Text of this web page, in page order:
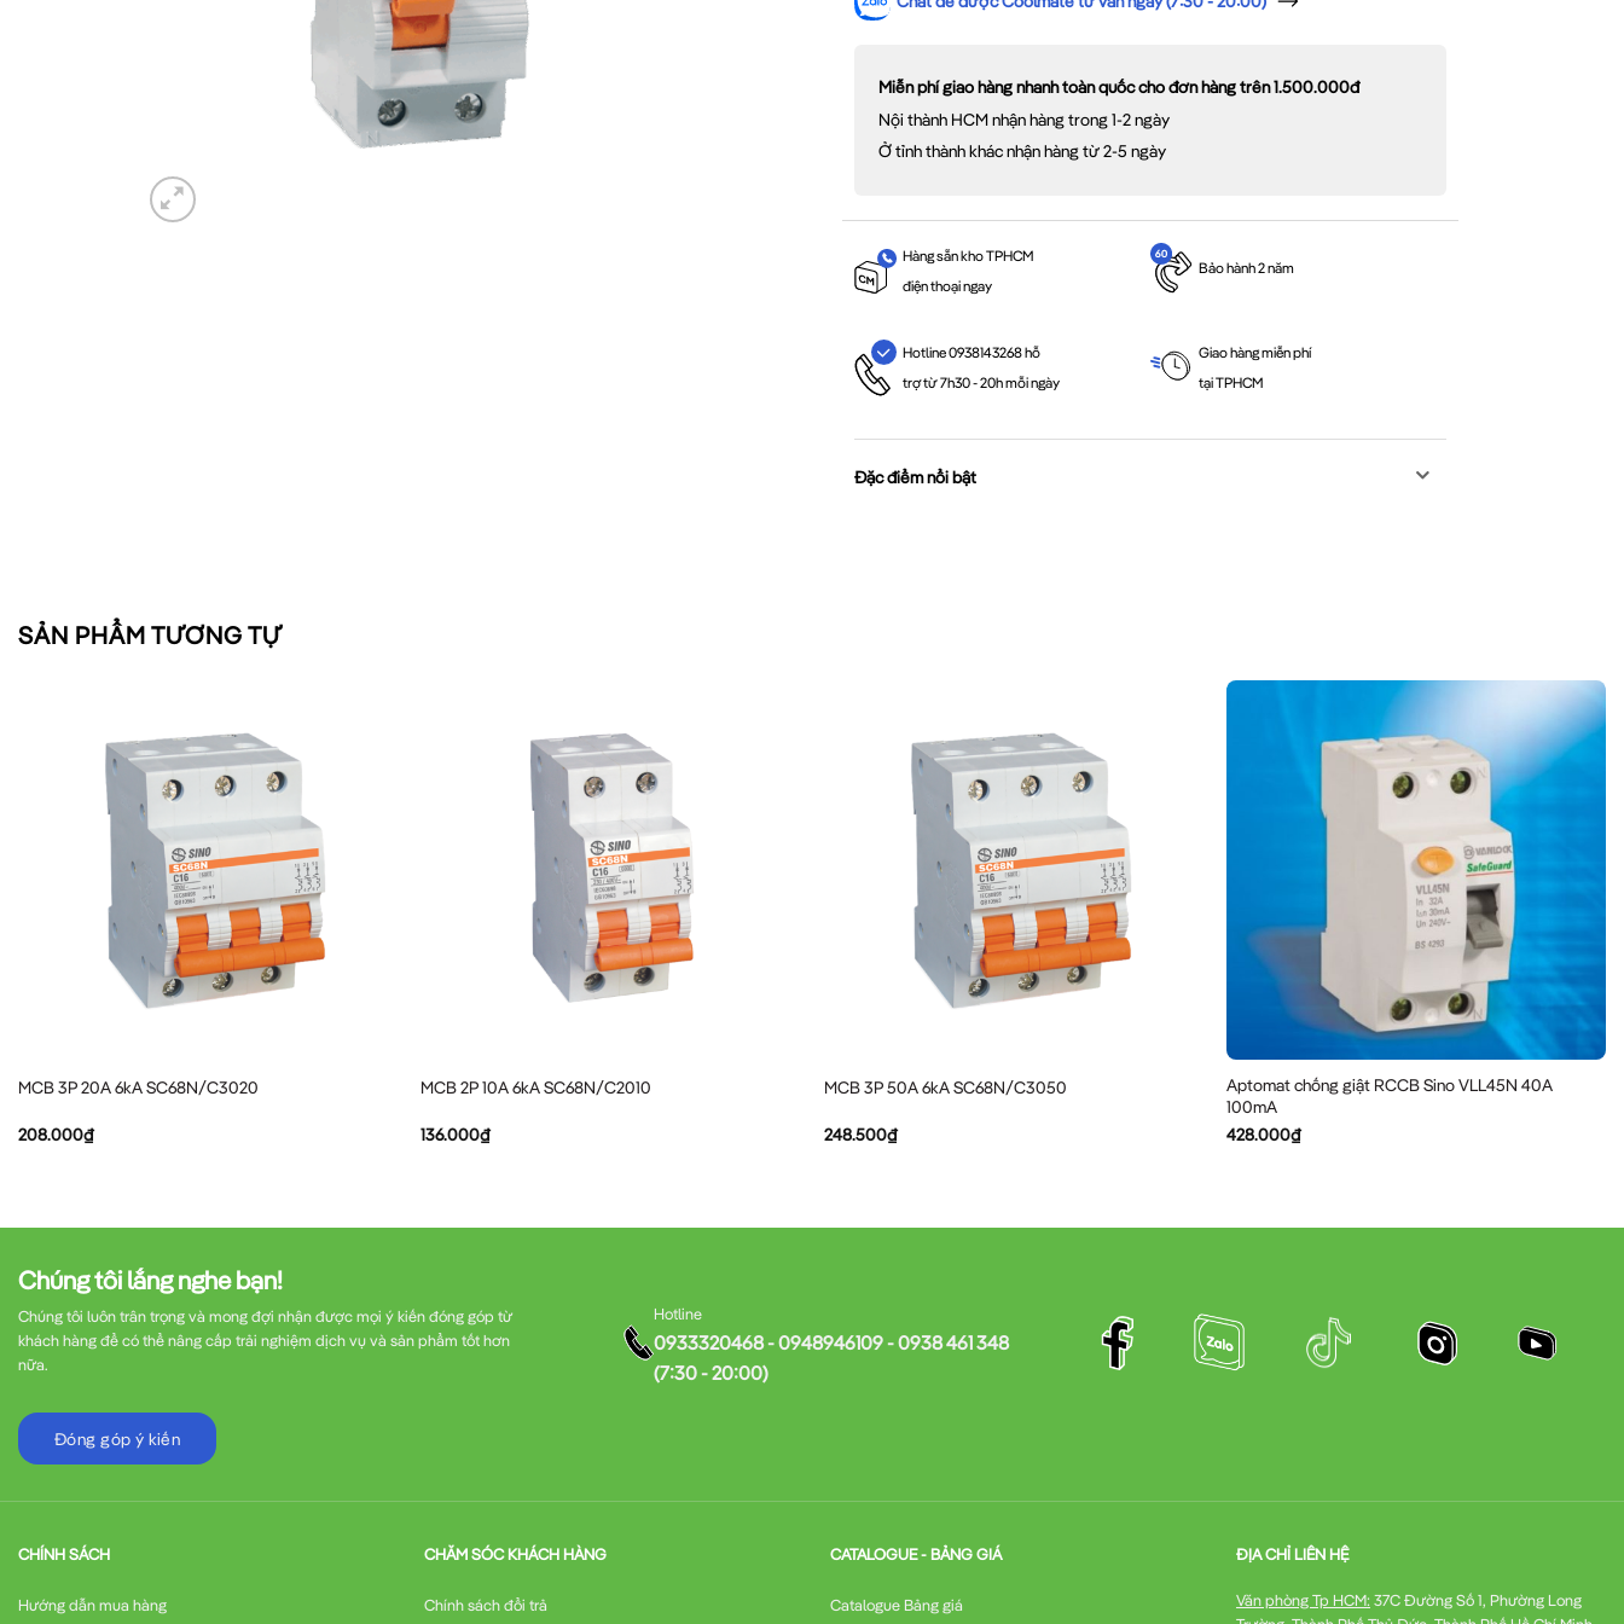
Miễn phí giao hàng nhanh toàn quốc cho đơn hàng trên 1.500.000đ
Nội thành HCM nhận hàng trong 1-2 ngày
Ở tỉnh thành khác nhận hàng từ 2-5 ngày
Hàng sẵn kho TPHCM
điện thoại ngay
Bảo hành 2 năm
Hotline 0938143268 hỗ
trợ từ 7h30 - 20h mỗi ngày
Giao hàng miễn phí
tại TPHCM
Đặc điểm nổi bật
SẢN PHẨM TƯƠNG TỰ
MCB 3P 20A 6kA SC68N/C3020
208.000₫
MCB 2P 10A 6kA SC68N/C2010
136.000₫
MCB 3P 50A 6kA SC68N/C3050
248.500₫
Aptomat chống giật RCCB Sino VLL45N 40A
100mA
428.000₫
Chúng tôi lắng nghe bạn!
Chúng tôi luôn trân trọng và mong đợi nhận được mọi ý kiến đóng góp từ
khách hàng để có thể nâng cấp trải nghiệm dịch vụ và sản phẩm tốt hơn
nữa.
Đóng góp ý kiến
Hotline
0933320468 - 0948946109 - 0938 461 348
(7:30 - 20:00)
CHÍNH SÁCH
Hướng dẫn mua hàng
CHĂM SÓC KHÁCH HÀNG
Chính sách đổi trả
CATALOGUE - BẢNG GIÁ
Catalogue Bảng giá
ĐỊA CHỈ LIÊN HỆ
Văn phòng Tp HCM: 37C Đường Số 1, Phường Long